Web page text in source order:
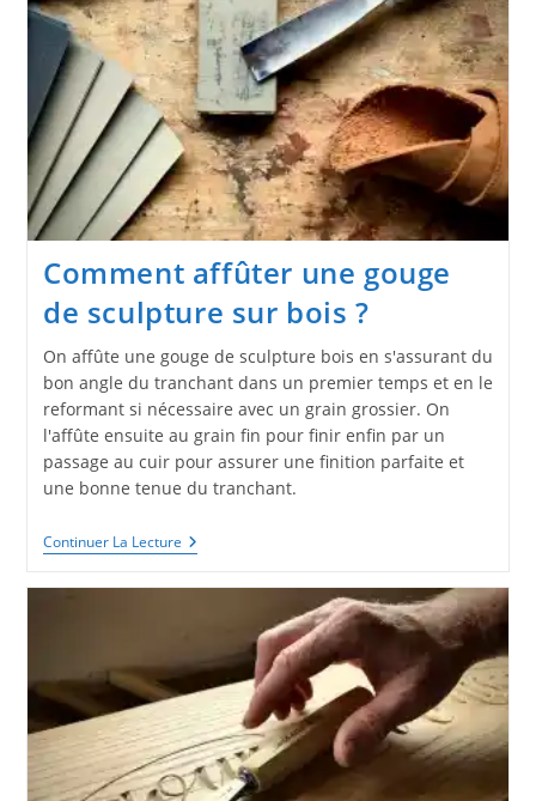
Gouges
Comment affûter une gouge
de sculpture sur bois ?
On affûte une gouge de sculpture bois en s'assurant du
bon angle du tranchant dans un premier temps et en le
reformant si nécessaire avec un grain grossier. On
l'affûte ensuite au grain fin pour finir enfin par un
passage au cuir pour assurer une finition parfaite et
une bonne tenue du tranchant.
Continuer La LectureComment
Affûter
Sculpture
Sur
Bois
?